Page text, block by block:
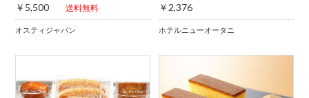
￥5,500 送料無料
オスティジャパン
￥2,376
ホテルニューオータニ